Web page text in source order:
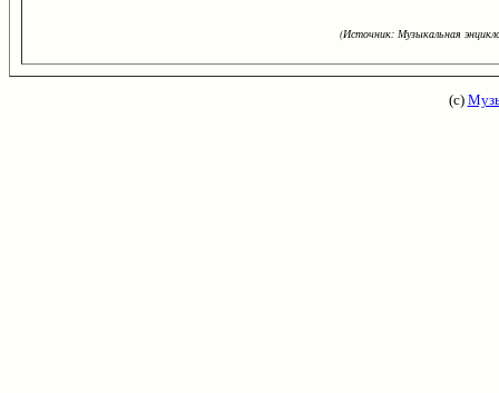
(Источник: Музыкальная
(с)